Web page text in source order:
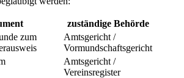
zuständige Behörde
zum
Amtsgericht /
Vormundschaftsgericht
Amtsgericht /
Vereinsregister